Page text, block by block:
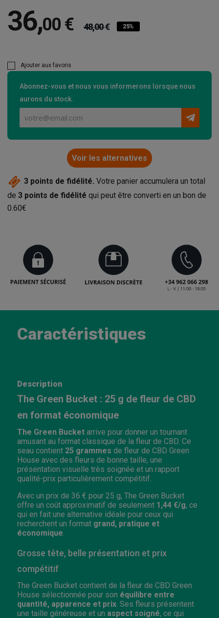
36,00 € 48,00 € 25%
Ajouter aux favoris
Abonnez-vous et nous vous informerons lorsque nous
aurons du stock.
Voir les alternatives
3 points de fidélité. Votre panier accumulera un total
de 3 points de fidélité qui peut être converti en un bon de
0.60€
Caractéristiques
Description
The Green Bucket : 25 g de fleur de CBD
en format économique
The Green Bucket arrive pour donner un tournant
amusant au format classique de la fleur de CBD. Ce
seau contient 25 grammes de fleur de CBD Green
House avec des fleurs de bonne taille, une
présentation visuelle très soignée et un rapport
qualité-prix particulièrement compétitif.
Avec un prix de 36 € pour 25 g, The Green Bucket
offre un coût approximatif de seulement 1,44 €/g, ce
qui en fait une alternative idéale pour ceux qui
recherchent un format grand, pratique et
économique
Grosse tête, belle présentation et prix
compétitif
The Green Bucket contient de la fleur de CBD Green
House sélectionnée pour son équilibre entre
quantité, apparence et prix . Ses fleurs présentent
une taille généreuse et un aspect soigné, ce qui